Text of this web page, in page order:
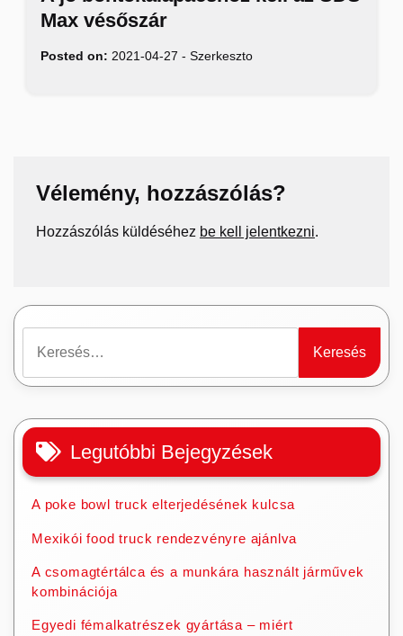
Max vésőszár
Posted on: 2021-04-27 - Szerkeszto
Vélemény, hozzászólás?
Hozzászólás küldéséhez be kell jelentkezni.
Legutóbbi Bejegyzések
A poke bowl truck elterjedésének kulcsa
Mexikói food truck rendezvényre ajánlva
A csomagtértálca és a munkára használt járművek
kombinációja
Egyedi fémalkatrészek gyártása – miért